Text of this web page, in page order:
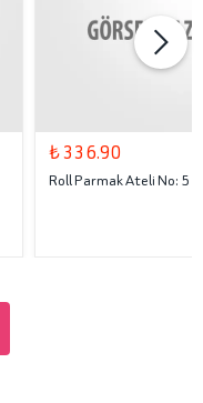
₺ 336.90
Roll Parmak Ateli No: 5